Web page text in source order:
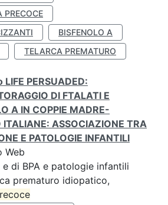
PRECOCE
BISFENOLO A
TELARCA PREMATURO
PERSUADED:
DI FTALATI E
A IN COPPIE MADRE-
ITALIANE: ASSOCIAZIONE TRA
E PATOLOGIE INFANTILI
Web
di BPA e patologie infantili
prematuro idiopatico,